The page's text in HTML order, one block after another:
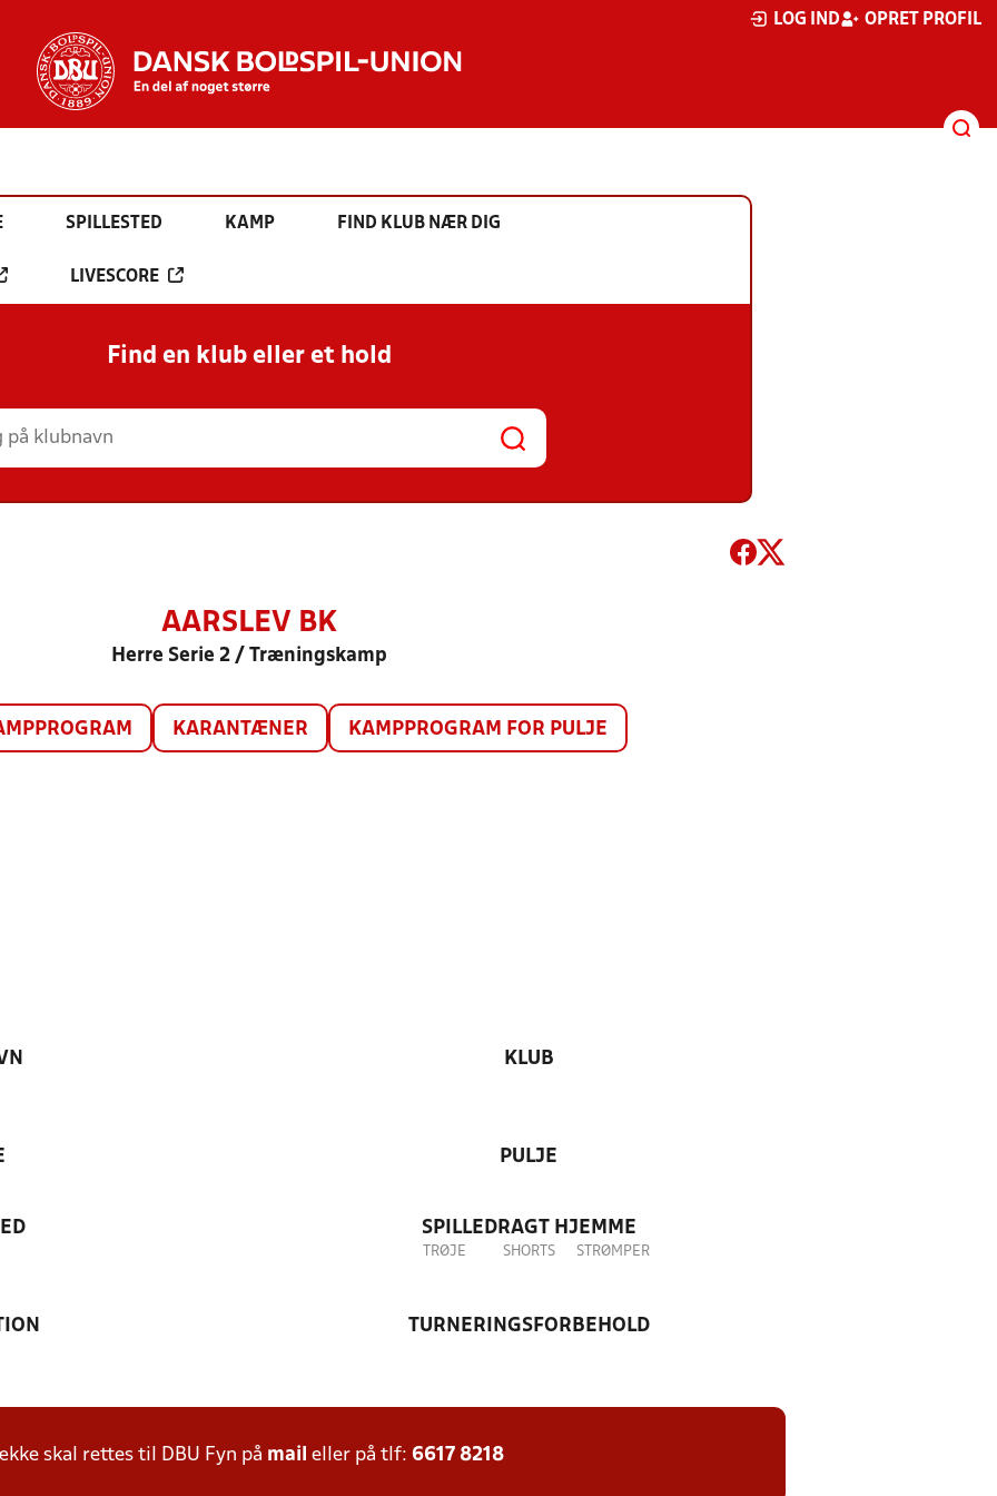
LOG IND OPRET PROFIL
SPILLESTED KAMP FIND KLUB NÆR DIG
LIVESCORE
Find en klub eller et hold
AARSLEV BK
Herre Serie 2 / Træningskamp
KARANTÆNER KAMPPROGRAM FOR PULJE
KLUB
PULJE
SPILLEDRAGT HJEMME
TRØJE SHORTS STRØMPER
TURNERINGSFORBEHOLD
skal rettes til DBU Fyn på mail eller på tlf: 6617 8218